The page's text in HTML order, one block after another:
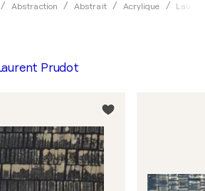
Abstraction Abstrait Acrylique
Prudot